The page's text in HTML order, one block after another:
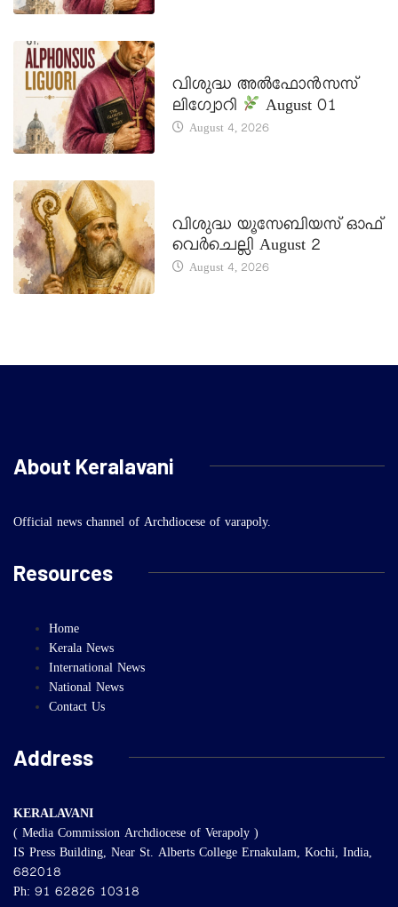
വിശുദ്ധ അൽഫോൻസസ്
ലിഗ്വോറി
August 01
August 4, 2026
വിശുദ്ധ യൂസേബിയസ് ഓഫ്
വെർചെല്ലി August 2
August 4, 2026
About Keralavani
Official news channel of Archdiocese of varapoly.
Resources
Home
Kerala News
International News
National News
Contact Us
Address
KERALAVANI
( Media Commission Archdiocese of Verapoly )
IS Press Building, Near St. Alberts College Ernakulam, Kochi, India,
682018
Ph: 91 62826 10318